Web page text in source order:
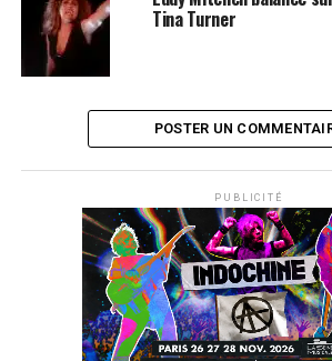
Tina Turner
POSTER UN
PUBLICITÉ